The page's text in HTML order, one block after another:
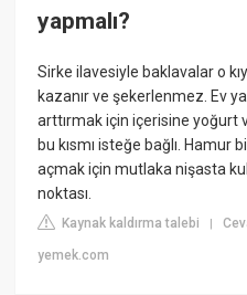
yapmalı?
Sirke ilavesiyle baklavalar o
kazanır ve şekerlenmez. Ev
arttırmak için içerisine yoğurt
bu kısmı isteğe bağlı. Hamur
açmak için mutlaka nişasta
noktası.
Kaynak kaldırma talebi |
yemek.com